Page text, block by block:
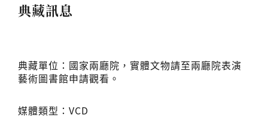
典藏訊息
典藏單位：國家兩廳院，實體文物請至兩廳院表演
藝術圖書館申請觀看。
媒體類型：VCD